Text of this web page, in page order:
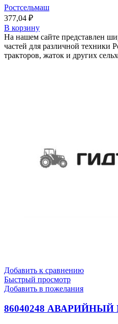
Ростсельмаш
377,04 ₽
В корзину
На нашем сайте представлен
частей для различной техники
тракторов, жаток и других
Добавить к сравнению
Быстрый просмотр
Добавить в пожелания
86040248